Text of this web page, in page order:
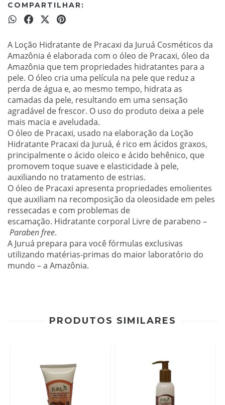
COMPARTILHAR:
A Loção Hidratante de Pracaxi da Juruá Cosméticos da
Amazônia é elaborada com o óleo de Pracaxi, óleo da
Amazônia que tem propriedades hidratantes para a
pele. O óleo cria uma película na pele que reduz a
perda de água e, ao mesmo tempo, hidrata as
camadas da pele, resultando em uma sensação
agradável de frescor. O uso do produto deixa a pele
mais macia e aveludada.
O óleo de Pracaxi, usado na elaboração da Loção
Hidratante Pracaxi da Juruá, é rico em ácidos graxos,
principalmente o ácido oleico e ácido behênico, que
promovem toque suave e elasticidade à pele,
auxiliando no tratamento de estrias.
O óleo de Pracaxi apresenta propriedades emolientes
que auxiliam na recomposição da oleosidade em peles
ressecadas e com problemas de
escamação. Hidratante corporal Livre de parabeno –
Paraben free.
A Juruá prepara para você fórmulas exclusivas
utilizando matérias-primas do maior laboratório do
mundo – a Amazônia.
PRODUTOS SIMILARES